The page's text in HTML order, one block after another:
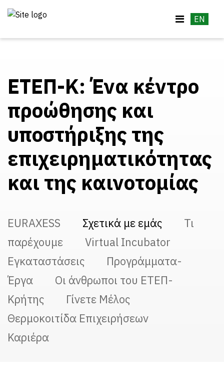
EN
ΕΤΕΠ-Κ: Ένα κέντρο
προώθησης και
υποστήριξης της
επιχειρηματικότητας
και της καινοτομίας
EURAXESS Σχετικά με εμάς
Τι
παρέχουμε
Virtual Incubator
Εγκαταστάσεις
Προγράμματα-
Έργα
Οι άνθρωποι του ΕΤΕΠ-
Κρήτης
Γίνετε Μέλος
Θερμοκοιτίδα Eπιχειρήσεων
Καριέρα